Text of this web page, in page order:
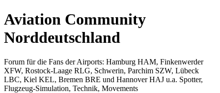
Aviation Community
Norddeutschland
Forum für die Fans der Airports: Hamburg HAM, Finkenwerder
XFW, Rostock-Laage RLG, Schwerin, Parchim SZW, Lübeck
LBC, Kiel KEL, Bremen BRE und Hannover HAJ u.a. Spotter,
Flugzeug-Simulation, Technik, Movements